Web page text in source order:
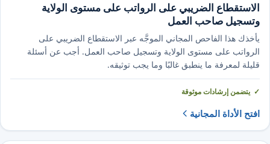
الاستقطاع الضريبي على الرواتب على مستوى الولاية
وتسجيل صاحب العمل
يأخذك هذا الفاحص المجاني الموجَّه عبر الاستقطاع الضريبي على
الرواتب على مستوى الولاية وتسجيل صاحب العمل. أجب عن أسئلة
قليلة لمعرفة ما ينطبق غالبًا وما يجب توثيقه.
يتضمن إرشادات موثوقة
افتح الأداة المجانية